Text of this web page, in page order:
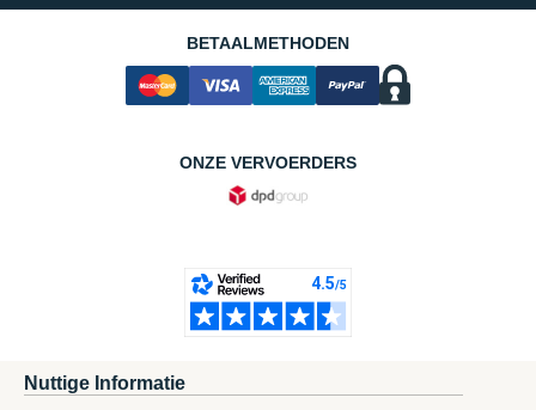
BETAALMETHODEN
ONZE VERVOERDERS
Nuttige Informatie